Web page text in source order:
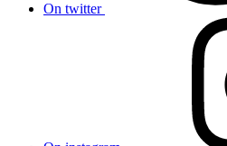
On twitter